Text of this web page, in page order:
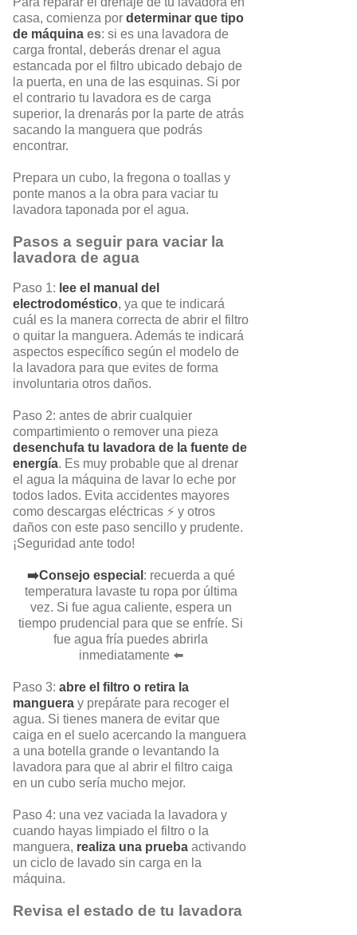
casa, comienza por determinar que tipo
de máquina es: si es una lavadora de
carga frontal, deberás drenar el agua
estancada por el filtro ubicado debajo de
la puerta, en una de las esquinas. Si por
el contrario tu lavadora es de carga
superior, la drenarás por la parte de atrás
sacando la manguera que podrás
encontrar.
Prepara un cubo, la fregona o toallas y
ponte manos a la obra para vaciar tu
lavadora taponada por el agua.
Pasos a seguir para vaciar la
lavadora de agua
Paso 1: lee el manual del
electrodoméstico, ya que te indicará
cuál es la manera correcta de abrir el filtro
o quitar la manguera. Además te indicará
aspectos específico según el modelo de
la lavadora para que evites de forma
involuntaria otros daños.
Paso 2: antes de abrir cualquier
compartimiento o remover una pieza
desenchufa tu lavadora de la fuente de
energía. Es muy probable que al drenar
el agua la máquina de lavar lo eche por
todos lados. Evita accidentes mayores
como descargas eléctricas ⚡ y otros
daños con este paso sencillo y prudente.
¡Seguridad ante todo!
➡️Consejo especial : recuerda a qué
temperatura lavaste tu ropa por última
vez. Si fue agua caliente, espera un
tiempo prudencial para que se enfríe. Si
fue agua fría puedes abrirla
inmediatamente ⬅️
Paso 3: abre el filtro o retira la
manguera y prepárate para recoger el
agua. Si tienes manera de evitar que
caiga en el suelo acercando la manguera
a una botella grande o levantando la
lavadora para que al abrir el filtro caiga
en un cubo sería mucho mejor.
Paso 4: una vez vaciada la lavadora y
cuando hayas limpiado el filtro o la
manguera, realiza una prueba activando
un ciclo de lavado sin carga en la
máquina.
Revisa el estado de tu lavadora